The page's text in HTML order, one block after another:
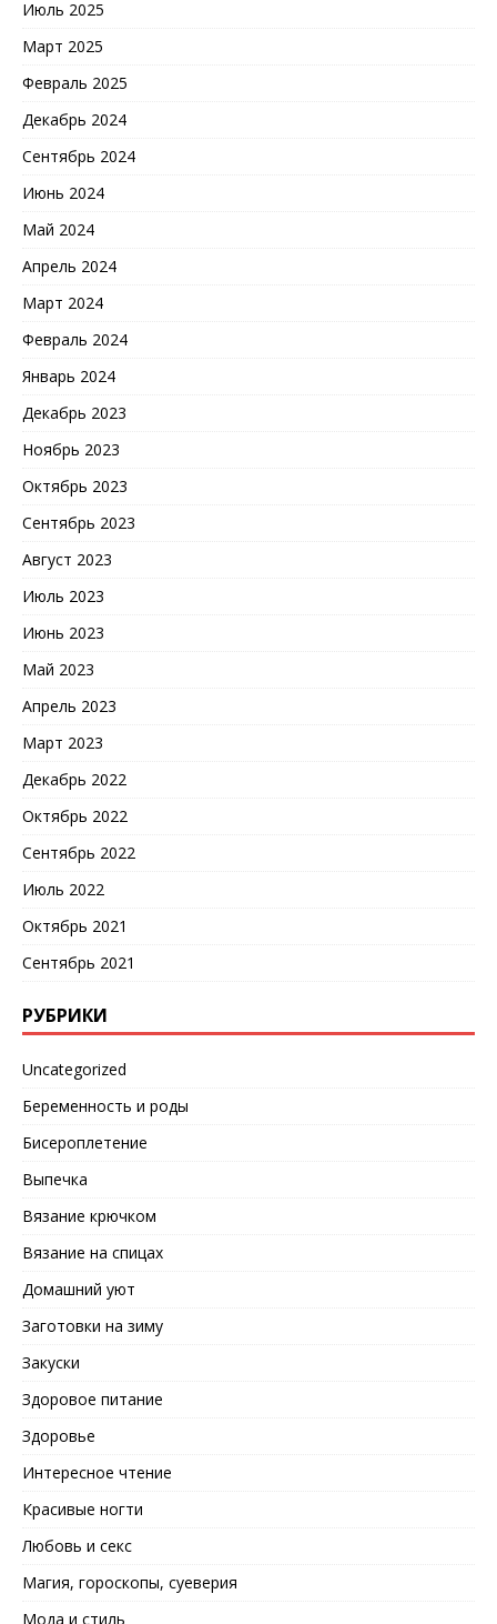
Июль 2025
Март 2025
Февраль 2025
Декабрь 2024
Сентябрь 2024
Июнь 2024
Май 2024
Апрель 2024
Март 2024
Февраль 2024
Январь 2024
Декабрь 2023
Ноябрь 2023
Октябрь 2023
Сентябрь 2023
Август 2023
Июль 2023
Июнь 2023
Май 2023
Апрель 2023
Март 2023
Декабрь 2022
Октябрь 2022
Сентябрь 2022
Июль 2022
Октябрь 2021
Сентябрь 2021
РУБРИКИ
Uncategorized
Беременность и роды
Бисероплетение
Выпечка
Вязание крючком
Вязание на спицах
Домашний уют
Заготовки на зиму
Закуски
Здоровое питание
Здоровье
Интересное чтение
Красивые ногти
Любовь и секс
Магия, гороскопы, суеверия
Мода и стиль